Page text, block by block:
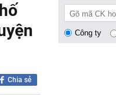
Chia sẻ
Công ty